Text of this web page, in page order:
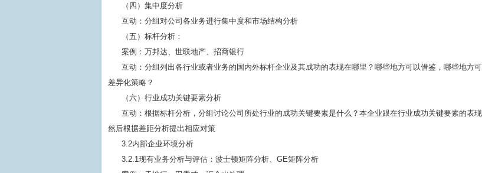
（四）集中度分析
互动：分组对公司各业务进行集中度和市场结构分析
（五）标杆分析：
案例：万邦达、世联地产、招商银行
互动：分组列出各行业或者业务的国内外标杆企业及其成功的表现在哪里？哪些地方可以借鉴，哪些地方
差异化策略？
（六）行业成功关键要素分析
互动：根据标杆分析，分组讨论公司所处行业的成功关键要素是什么？本企业跟在行业成功关键要素的表
然后根据差距分析提出相应对策
3.2内部企业环境分析
3.2.1现有业务分析与评估：波士顿矩阵分析、GE矩阵分析